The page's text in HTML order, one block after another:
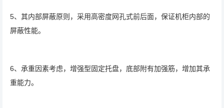
5、其内部屏蔽原则，采用高密度网孔式前后面，保证机柜内部的
屏蔽性能。
6、承重因素考虑，增强型固定托盘，底部附有加强筋，增加其承
重能力。